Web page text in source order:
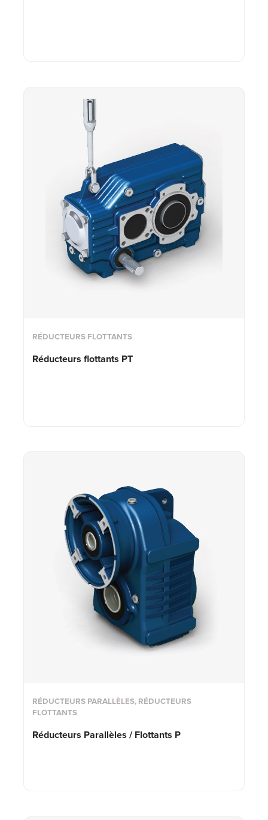
RÉDUCTEURS FLOTTANTS
Réducteurs flottants PT
RÉDUCTEURS PARALLÈLES, RÉDUCTEURS
FLOTTANTS
Réducteurs Parallèles / Flottants P